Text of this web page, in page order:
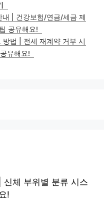
내 | 건강보험/연금/세금 제
공유해요!
방법 | 전세 재계약 거부 시
유해요!
체 부위별 분류 시스
!